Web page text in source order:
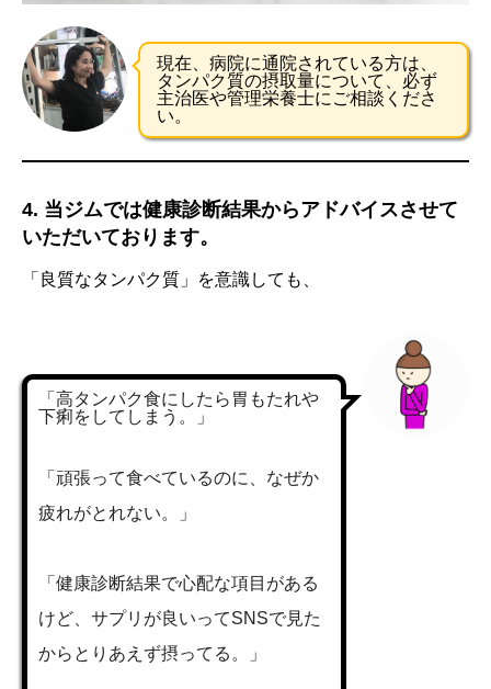
現在、病院に通院されている方は、
タンパク質の摂取量について、必ず
主治医や管理栄養士にご相談くださ
い。
4. 当ジムでは健康診断結果からアドバイスさせて
いただいております。
「良質なタンパク質」を意識しても、
「高タンパク食にしたら胃もたれや
下痢をしてしまう。」
「頑張って食べているのに、なぜか
疲れがとれない。」
「健康診断結果で心配な項目がある
けど、サプリが良いってSNSで見た
からとりあえず摂ってる。」